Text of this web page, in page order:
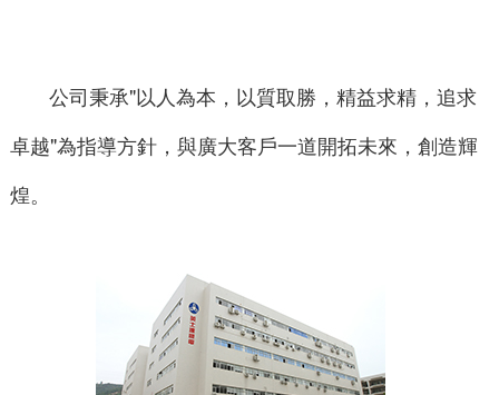
公司秉承"以人為本，以質取勝，精益求精，追求
卓越"為指導方針，與廣大客戶一道開拓未來，創造輝
煌。